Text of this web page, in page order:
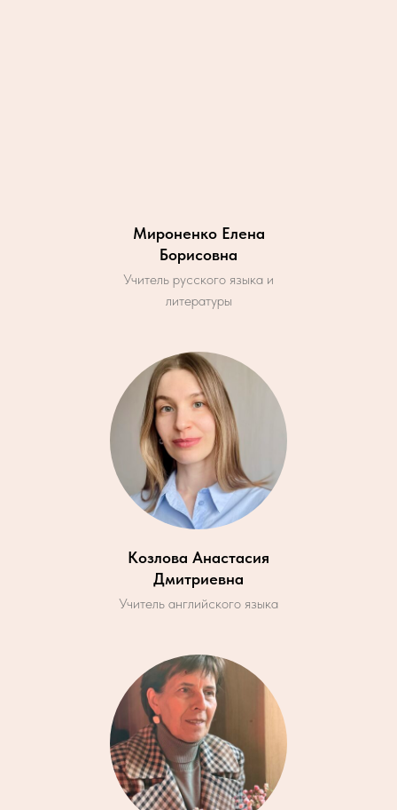
Мироненко Елена
Борисовна
Учитель русского языка и
литературы
Козлова Анастасия
Дмитриевна
Учитель английского языка